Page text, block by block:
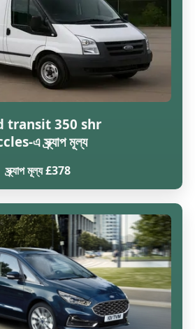
transit 350 shr
এ স্ক্র্যাপ মূল্য
স্ক্র্যাপ মূল্য £378